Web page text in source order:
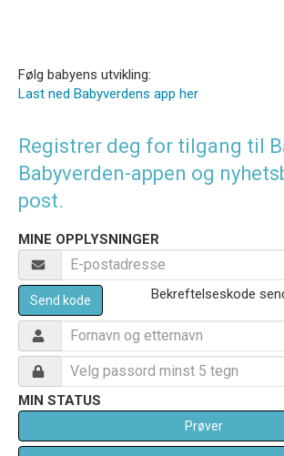
Følg babyens utvikling:
Last ned Babyverdens app her
Registrer deg for tilgang til
Babyverden-appen og
post.
MINE OPPLYSNINGER
Send kode Bekreftelseskode
MIN STATUS
Prøver